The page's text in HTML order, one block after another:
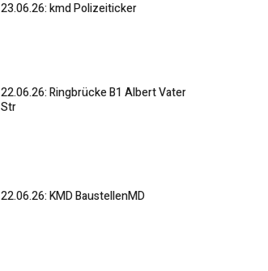
23.06.26: kmd Polizeiticker
22.06.26: Ringbrücke B1 Albert Vater
Str
22.06.26: KMD BaustellenMD